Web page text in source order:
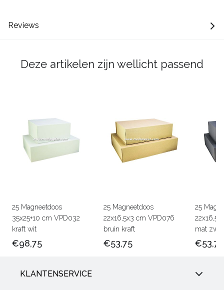
Reviews
Deze artikelen zijn wellicht passend
25 Magneetdoos
35x25+10 cm VPD032
kraft wit
€98,75
25 Magneetdoos
22x16,5x3 cm VPD076
bruin kraft
€53,75
25
mat
€53,75
KLANTENSERVICE